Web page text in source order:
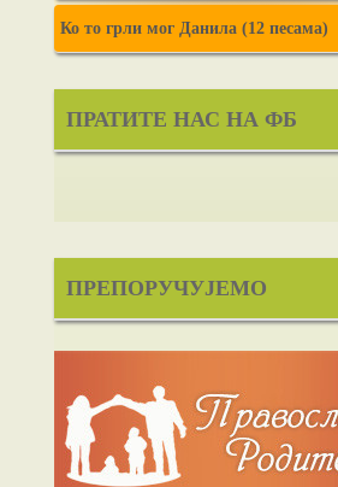
Ко то грли мог Данила (12 песама)
ПРАТИТЕ НАС НА ФБ
ПРЕПОРУЧУЈЕМО